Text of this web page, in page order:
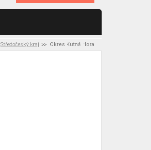
Středočeský kraj Okres Kutná Hora